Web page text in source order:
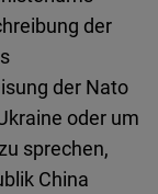
der
der Nato
oder um
sprechen,
China